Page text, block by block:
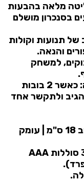
מלאה בהבעות
בסנכרון מושלם
תנועות וקולות
והנאה.
למשחק
🎁 הבובות מדברות אחת עם השנייה: כאשר 2 בובות
ולתקשר אחד
📏 מידות הבובה: גובה 21 ס"מ | רוחב 18 ס"מ | עומק
🔋 דרישות סוללה: פועל באמצעות 3 סוללות AAA